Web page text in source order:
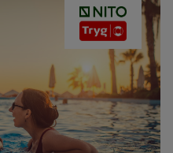
NITO -